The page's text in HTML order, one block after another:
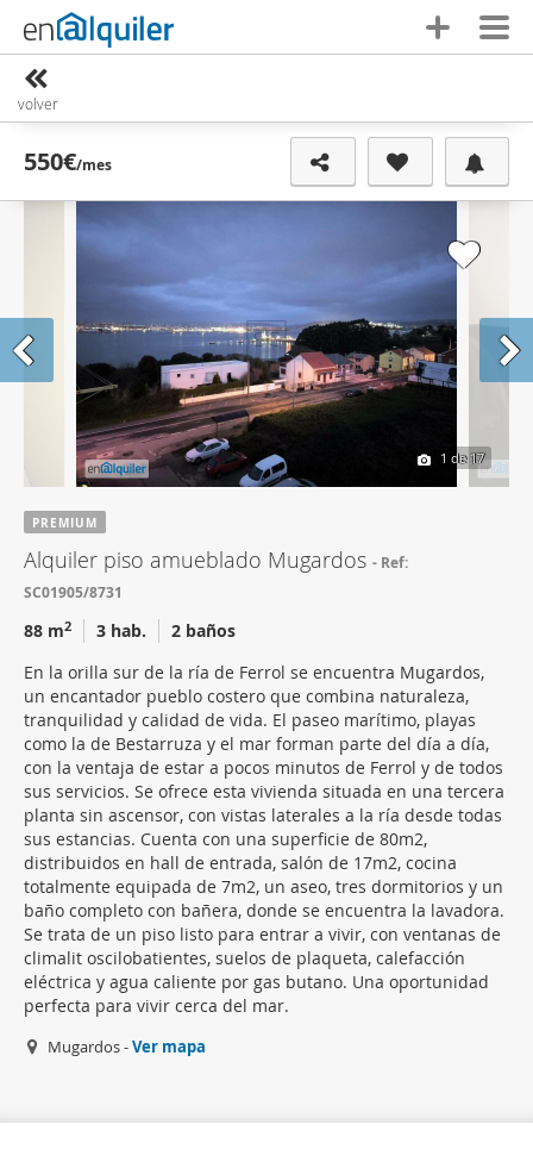
volver
550€/mes
1 de 17
PREMIUM
Alquiler piso amueblado Mugardos
Ref:
SC01905/8731
88 m2 3 hab.
2 baños
En la orilla sur de la ría de Ferrol se encuentra Mugardos,
un encantador pueblo costero que combina naturaleza,
tranquilidad y calidad de vida. El paseo marítimo, playas
como la de Bestarruza y el mar forman parte del día a día,
con la ventaja de estar a pocos minutos de Ferrol y de todos
sus servicios. Se ofrece esta vivienda situada en una tercera
planta sin ascensor, con vistas laterales a la ría desde todas
sus estancias. Cuenta con una superficie de 80m2,
distribuidos en hall de entrada, salón de 17m2, cocina
totalmente equipada de 7m2, un aseo, tres dormitorios y un
baño completo con bañera, donde se encuentra la lavadora.
Se trata de un piso listo para entrar a vivir, con ventanas de
climalit oscilobatientes, suelos de plaqueta, calefacción
eléctrica y agua caliente por gas butano. Una oportunidad
perfecta para vivir cerca del mar.
Mugardos -Ver mapa